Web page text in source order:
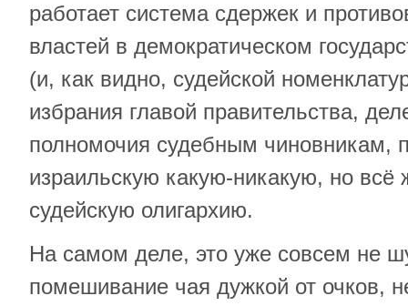
работает система сдержек и
властей в демократическом
(и, как видно, судейской
избрания главой правительства,
полномочия судебным чиновникам,
израильскую какую-никакую, но
судейскую олигархию.
На самом деле, это уже совсем не
помешивание чая дужкой от очков,